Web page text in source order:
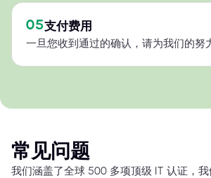
05支付费用
一旦您收到通过的确认，请为我们的努
常见问题
我们涵盖了全球 500 多项顶级 IT 认证，